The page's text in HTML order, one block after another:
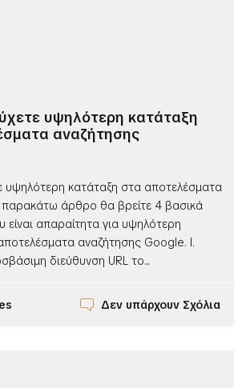
υψηλότερη κατάταξη
αναζήτησης
υψηλότερη κατάταξη στα αποτελέσματα
παρακάτω άρθρο θα βρείτε 4 βασικά
είναι απαραίτητα για υψηλότερη
αναζήτησης Google. I.
διεύθυνση URL το...
Δεν υπάρχουν Σχόλια